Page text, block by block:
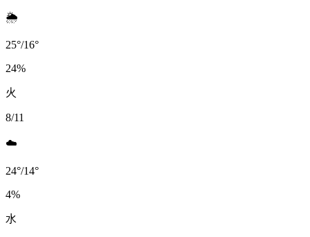
🌦️
25°/16°
24%
火
8/11
☁️
24°/14°
4%
水